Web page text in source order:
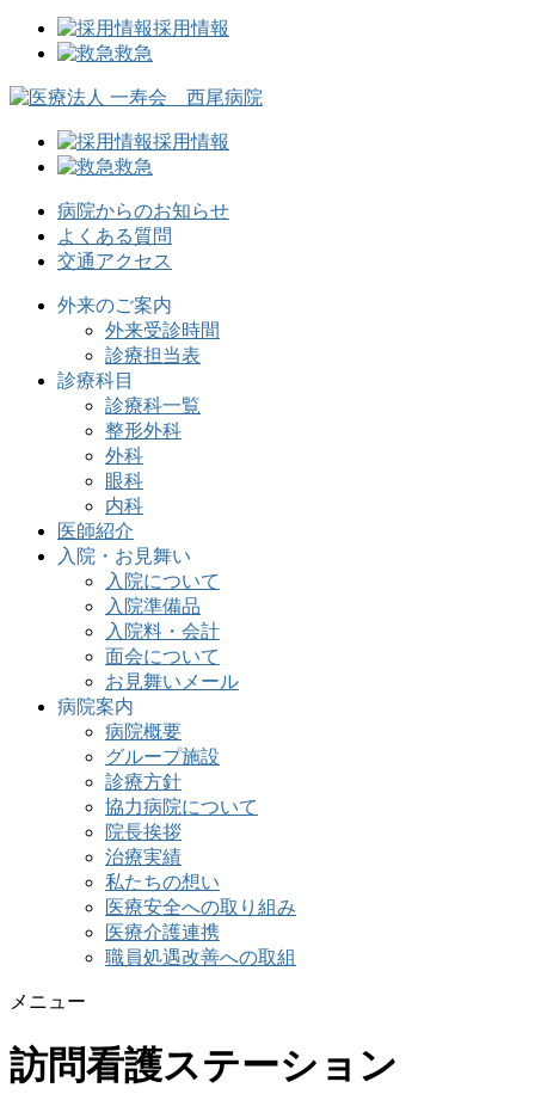
採用情報
救急
採用情報
救急
病院からのお知らせ
よくある質問
交通アクセス
外来のご案内
外来受診時間
診療担当表
診療科目
診療科一覧
整形外科
外科
眼科
内科
医師紹介
入院・お見舞い
入院について
入院準備品
入院料・会計
面会について
お見舞いメール
病院案内
病院概要
グループ施設
診療方針
協力病院について
院長挨拶
治療実績
私たちの想い
医療安全への取り組み
医療介護連携
職員処遇改善への取組
メニュー
訪問看護ステーション